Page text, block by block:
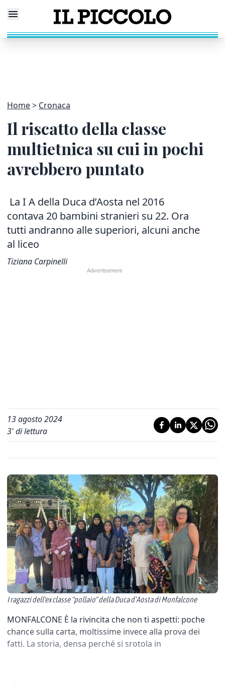
Home Cronaca
Il riscatto della classe
multietnica su cui in pochi
avrebbero puntato
La I A della Duca d’Aosta nel 2016
contava 20 bambini stranieri su 22. Ora
tutti andranno alle superiori, alcuni anche
al liceo
Tiziana Carpinelli
13 agosto 2024
3' di lettura
I ragazzi dell'ex classe "pollaio" della Duca d’Aosta di Monfalcone
MONFALCONE È la rivincita che non ti aspetti: poche
chance sulla carta, moltissime invece alla prova dei
fatti. La storia, densa perché si srotola in